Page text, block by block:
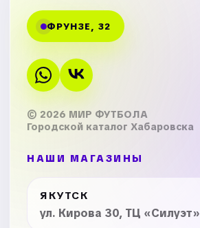
ФРУНЗЕ, 32
© 2026 МИР ФУТБОЛА
Городской каталог Хабаровска
НАШИ МАГАЗИНЫ
ЯКУТСК
ул. Кирова 30, ТЦ «Силуэт»